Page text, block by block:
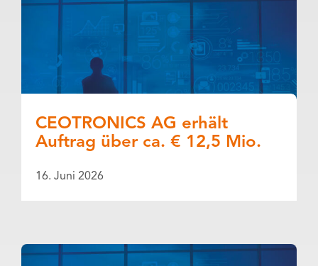
CEOTRONICS AG erhält
Auftrag über ca. € 12,5 Mio.
16. Juni 2026